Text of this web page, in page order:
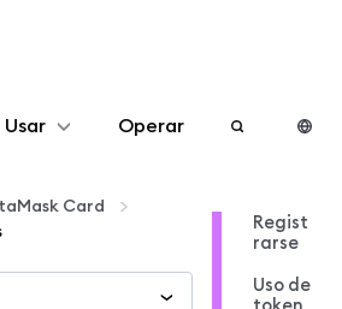
Usar Operar
Card
Regist
rarse
Uso de